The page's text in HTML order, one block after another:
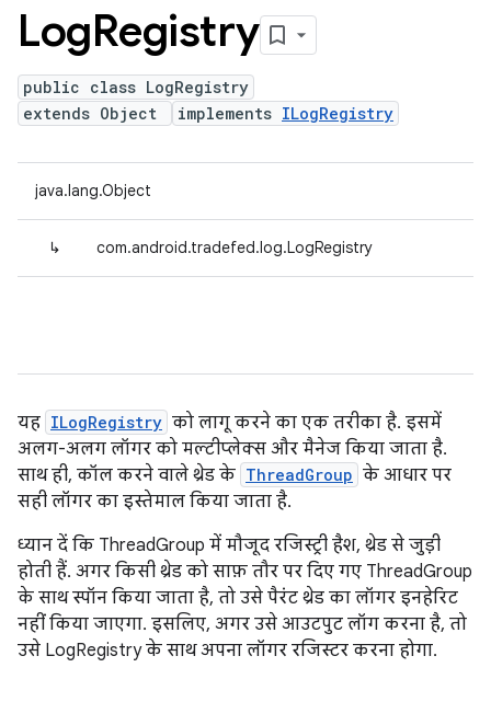
LogRegistry
public class LogRegistry
extends Object
implements ILogRegistry
java.lang.Object
↳ com.android.tradefed.log.LogRegistry
यह ILogRegistry को लागू करने का एक तरीका है. इसमें
अलग-अलग लॉगर को मल्टीप्लेक्स और मैनेज किया जाता है.
साथ ही, कॉल करने वाले थ्रेड के ThreadGroup के आधार पर
सही लॉगर का इस्तेमाल किया जाता है.
ध्यान दें कि ThreadGroup में मौजूद रजिस्ट्री हैश, थ्रेड से जुड़ी
होती हैं. अगर किसी थ्रेड को साफ़ तौर पर दिए गए ThreadGroup
के साथ स्पॉन किया जाता है, तो उसे पैरंट थ्रेड का लॉगर इनहेरिट
नहीं किया जाएगा. इसलिए, अगर उसे आउटपुट लॉग करना है, तो
उसे LogRegistry के साथ अपना लॉगर रजिस्टर करना होगा.